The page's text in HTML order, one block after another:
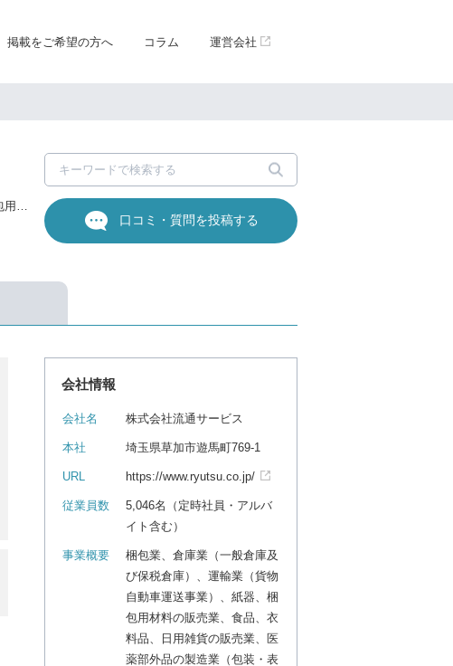
掲載をご希望の方へ コラム 運営会社
梱包業、倉庫業（一般倉庫及び保税倉庫）、運輸業（貨物自動車運送事業）、紙器、梱包用材料の販売業、食品、衣料品、日用雑貨の販売業、医薬部外品の製造業（包装・表示・保管）、化粧品の製造業（包装・表示・保管）、不動産の賃貸業、労働者派遣事業 等
口コミ・質問を投稿する
会社情報
会社名 株式会社流通サービス
本社 埼玉県草加市遊馬町769-1
URL https://www.ryutsu.co.jp/
従業員数
5,046名（定時社員・アルバ
イト含む）
事業概要
梱包業、倉庫業（一般倉庫及
び保税倉庫）、運輸業（貨物
自動車運送事業）、紙器、梱
包用材料の販売業、食品、衣
料品、日用雑貨の販売業、医
薬部外品の製造業（包装・表